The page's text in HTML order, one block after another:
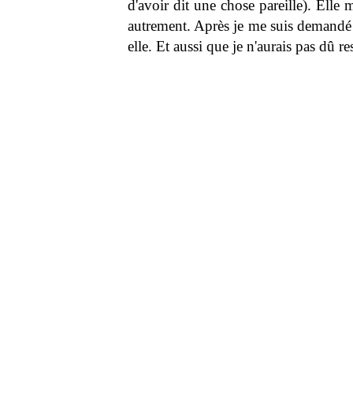
d'avoir dit une chose pareille). Elle
autrement. Après je me suis
elle. Et aussi que je n'aurais pas dû